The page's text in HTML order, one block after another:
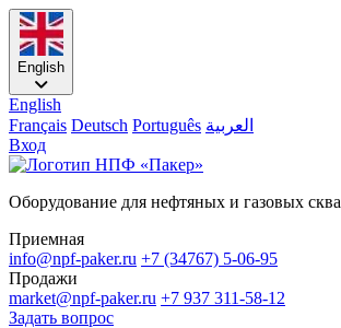
English
English
Français Deutsch Português العربية
Вход
Оборудование для нефтяных и газовых
Приемная
info@npf-paker.ru +7 (34767) 5-06-95
Продажи
market@npf-paker.ru +7 937 311-58-12
Задать вопрос